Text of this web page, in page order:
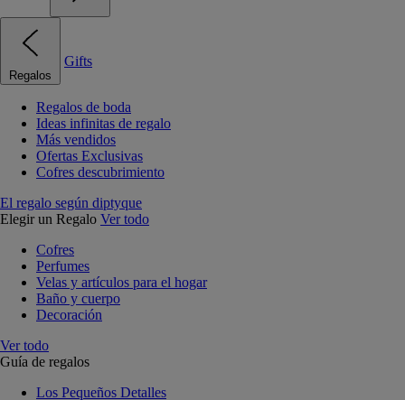
Regalos
Gifts
Regalos de boda
Ideas infinitas de regalo
Más vendidos
Ofertas Exclusivas
Cofres descubrimiento
El regalo según diptyque
Elegir un Regalo Ver todo
Cofres
Perfumes
Velas y artículos para el hogar
Baño y cuerpo
Decoración
Ver todo
Guía de regalos
Los Pequeños Detalles